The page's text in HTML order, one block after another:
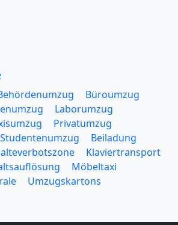
Büroumzug
Laborumzug
Privatumzug
Studentenumzug
Beiladung
Klaviertransport
Möbeltaxi
Umzugskartons